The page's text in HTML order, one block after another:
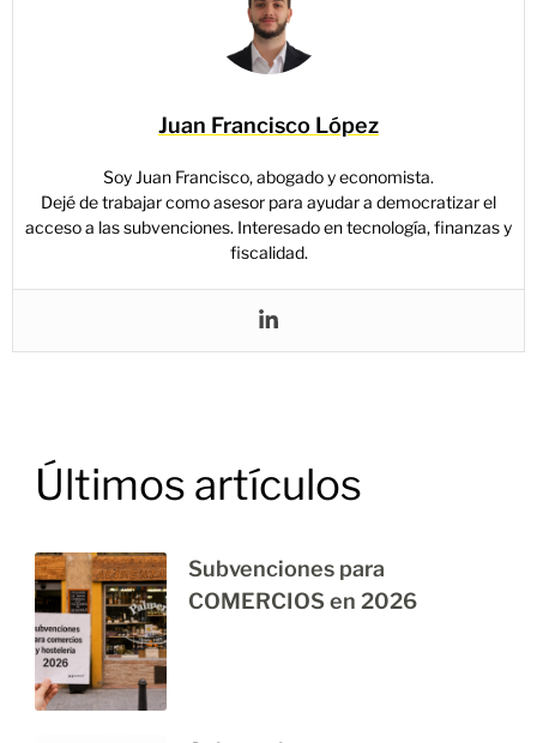
Juan Francisco López
Soy Juan Francisco, abogado y economista.
Dejé de trabajar como asesor para ayudar a democratizar el
acceso a las subvenciones. Interesado en tecnología, finanzas y
fiscalidad.
Últimos artículos
Subvenciones para
COMERCIOS en 2026